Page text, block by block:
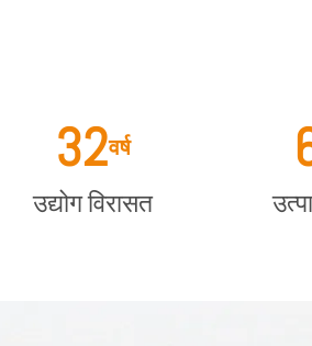
32वर्ष
उद्योग विरासत